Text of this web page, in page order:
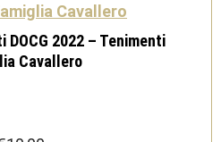
Cavallero
DOCG 2022 – Tenimenti
Cavallero